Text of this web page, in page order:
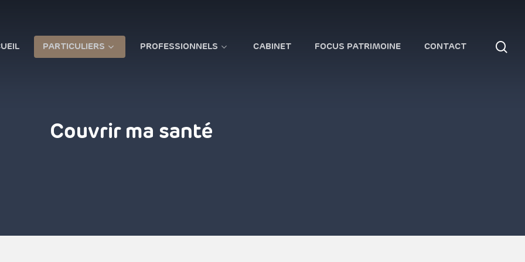
PARTICULIERS PROFESSIONNELS CABINET FOCUS PATRIMOINE CONTACT
Couvrir ma santé